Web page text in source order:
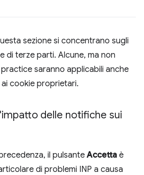
sezione si concentrano sugli
di terze parti. Alcune, ma non
saranno applicabili anche
cookie proprietari.
delle notifiche sui
il pulsanteAccetta è
di problemi INP a causa